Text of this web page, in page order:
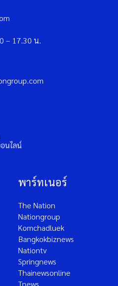
– 17.30 น.
พาร์ทเนอร์
The Nation
Nationgroup
Komchadluek
Bangkokbiznews
Nationtv
Springnews
Thainewsonline
Tnews